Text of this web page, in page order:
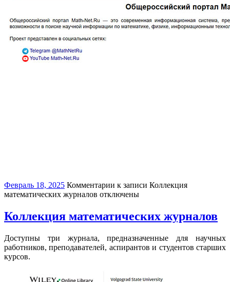
Февраль 18, 2025 Комментарии к записи Коллекция
математических журналов отключены
Коллекция математических журналов
Доступны три журнала, предназначенные для научных
работников, преподавателей, аспирантов и студентов старших
курсов.